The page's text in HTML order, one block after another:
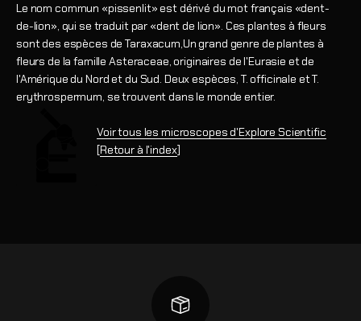
Le nom commun «pissenlit» est dérivé du mot français «dent-
de-lion», qui se traduit par «dent de lion». Ces plantes à fleurs
sont des espèces de Taraxacum,Un grand genre de plantes à
fleurs de la famille Asteraceae, originaires de l'Eurasie et de
l'Amérique du Nord et du Sud. Deux espèces, T. officinale et T.
erythrospermum, se trouvent dans le monde entier.
Voir tous les microscopes d'Explore Scientific
[Retour à l'index]